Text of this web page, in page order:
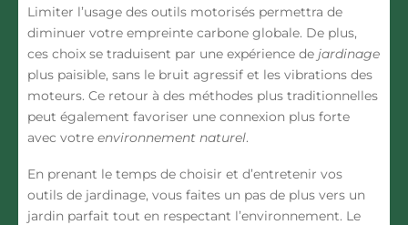
Limiter l’usage des outils motorisés permettra de
diminuer votre empreinte carbone globale. De plus,
ces choix se traduisent par une expérience de jardinage
plus paisible, sans le bruit agressif et les vibrations des
moteurs. Ce retour à des méthodes plus traditionnelles
peut également favoriser une connexion plus forte
avec votre environnement naturel.
En prenant le temps de choisir et d’entretenir vos
outils de jardinage, vous faites un pas de plus vers un
jardin parfait tout en respectant l’environnement. Le